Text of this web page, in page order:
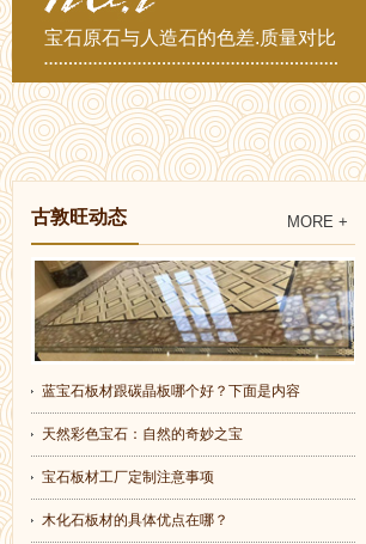
宝石原石与人造石的色差.质量对比
MORE +
古敦旺动态
蓝宝石板材跟碳晶板哪个好？下面是内容
天然彩色宝石：自然的奇妙之宝
宝石板材工厂定制注意事项
木化石板材的具体优点在哪？